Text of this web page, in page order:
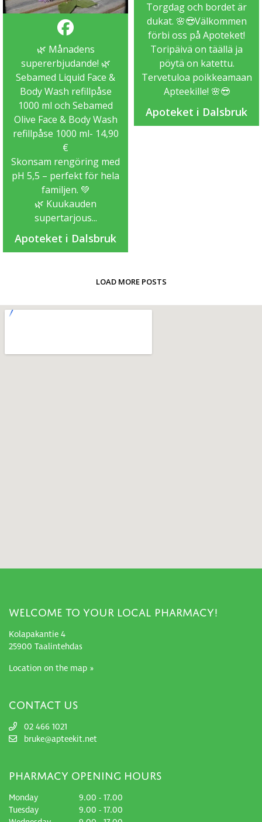
🌿 Månadens
supererbjudande! 🌿
Sebamed Liquid Face &
Body Wash refillpåse
1000 ml och Sebamed
Olive Face & Body Wash
refillpåse 1000 ml- 14,90
€
Skonsam rengöring med
pH 5,5 – perfekt för hela
familjen. 💚
🌿 Kuukauden
supertarjous...
Apoteket i Dalsbruk
Torgdag och bordet är
dukat. 🌸😎Välkommen
förbi oss på Apoteket!
Toripäivä on täällä ja
pöytä on katettu.
Tervetuloa poikkeamaan
Apteekille! 🌸😎
Apoteket i Dalsbruk
LOAD MORE POSTS
Welcome to your local pharmacy!
Kolapakantie 4
25900 Taalintehdas
Location on the map »
Contact Us
02 466 1021
bruke@apteekit.net
Pharmacy Opening Hours
Monday
9.00 - 17.00
Tuesday
9.00 - 17.00